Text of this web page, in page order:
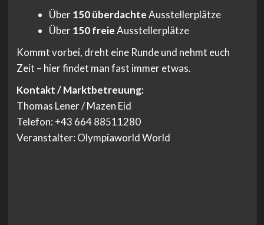
Über150 überdachteAusstellerplätze
Über150 freieAusstellerplätze
Kommt vorbei, dreht eine Runde und nehmt euch
Zeit – hier findet man fast immer etwas.
Kontakt / Marktbetreuung:
Thomas Lener / Mazen Eid
Telefon: +43 664 88511280
Veranstalter: Olympiaworld World